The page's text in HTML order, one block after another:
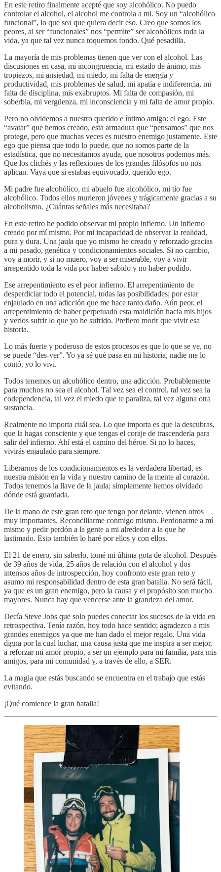
En este retiro finalmente acepté que soy alcohólico. No puedo
controlar el alcohol, el alcohol me controla a mi. Soy un “alcohólico
funcional”, lo que sea que quiera decir eso. Creo que somos los
peores, al ser “funcionales” nos “permite” ser alcohólicos toda la
vida, ya que tal vez nunca toquemos fondo. Qué pesadilla.
La mayoría de mis problemas tienen que ver con el alcohol. Las
discusiones en casa, mi incongruencia, mi estado de ánimo, mis
tropiezos, mi ansiedad, mi miedo, mi falta de energía y
productividad, mis problemas de salud, mi apatía e indiferencia, mi
falta de disciplina, mis exabruptos. Mi falta de compasión, mi
soberbia, mi vergüenza, mi inconsciencia y mi falta de amor propio.
Pero no olvidemos a nuestro querido e íntimo amigo: el ego. Este
“avatar” que hemos creado, esta armadura que “pensamos” que nos
protege, pero que muchas veces es nuestro enemigo justamente. Este
ego que piensa que todo lo puede, que no somos parte de la
estadística, que no necesitamos ayuda, que nosotros podemos más.
Que los clichés y las reflexiones de los grandes filósofos no nos
aplican. Vaya que si estabas equivocado, querido ego.
Mi padre fue alcohólico, mi abuelo fue alcohólico, mi tío fue
alcohólico. Todos ellos murieron jóvenes y trágicamente gracias a su
alcoholismo. ¿Cuántas señales más necesitaba?
En este retiro he podido observar mi propio infierno. Un infierno
creado por mí mismo. Por mi incapacidad de observar la realidad,
pura y dura. Una jaula que yo mismo he creado y reforzado gracias
a mi pasado, genética y condicionamientos sociales. Si no cambio,
voy a morir, y si no muero, voy a ser miserable, voy a vivir
arrepentido toda la vida por haber sabido y no haber podido.
Ese arrepentimiento es el peor infierno. El arrepentimiento de
desperdiciar todo el potencial, todas las posibilidades; por estar
enjaulado en una adicción que me hace tanto daño. Aún peor, el
arrepentimiento de haber perpetuado esta maldición hacia mis hijos
y verlos sufrir lo que yo he sufrido. Prefiero morir que vivir esa
historia.
Lo más fuerte y poderoso de estos procesos es que lo que se ve, no
se puede “des-ver”. Yo ya sé qué pasa en mi historia, nadie me lo
contó, yo lo viví.
Todos tenemos un alcohólico dentro, una adicción. Probablemente
para muchos no sea el alcohol. Tal vez sea el control, tal vez sea la
codependencia, tal vez el miedo que te paraliza, tal vez alguna otra
sustancia.
Realmente no importa cuál sea. Lo que importa es que la descubras,
que la hagas consciente y que tengas el coraje de trascenderla para
salir del infierno. Ahí está el camino del héroe. Si no lo haces,
vivirás enjaulado para siempre.
Liberarnos de los condicionamientos es la verdadera libertad, es
nuestra misión en la vida y nuestro camino de la mente al corazón.
Todos tenemos la llave de la jaula; simplemente hemos olvidado
dónde está guardada.
De la mano de este gran reto que tengo por delante, vienen otros
muy importantes. Reconciliarme conmigo mismo. Perdonarme a mí
mismo y pedir perdón a la gente a mi alrededor a la que he
lastimado. Esto también lo haré por ellos y con ellos.
El 21 de enero, sin saberlo, tomé mi última gota de alcohol. Después
de 39 años de vida, 25 años de relación con el alcohol y dos
intensos años de introspección, hoy confronto este gran reto y
asumo mi responsabilidad dentro de esta gran batalla. No será fácil,
ya que es un gran enemigo, pero la causa y el propósito son mucho
mayores. Nunca hay que vencerse ante la grandeza del amor.
Decía Steve Jobs que solo puedes conectar los sucesos de la vida en
retrospectiva. Tenía razón, hoy todo hace sentido; agradezco a mis
grandes enemigos ya que me han dado el mejor regalo. Una vida
digna por la cual luchar, una causa justa que me inspira a ser mejor,
a reforzar mi amor propio, a ser un ejemplo para mi familia, para mis
amigos, para mi comunidad y, a través de ello, a SER.
La magia que estás buscando se encuentra en el trabajo que estás
evitando.
¡Qué comience la gran batalla!